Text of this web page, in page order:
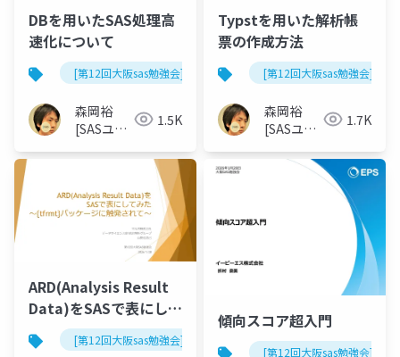
DBを用いたSAS処理高
速化について
[第12回大阪sas勉強会]
森岡裕
[SASユー
1.5K
Typstを用いた解析帳
票の作成方法
[第12回大阪sas勉強会]
森岡裕
[SASユー
世話人]
1.7K
ARD(Analysis Result
Data)をSASで表にして
みた～{tfrmt}パッケー
ジに触発されて～
[第12回大阪sas勉強会]
傾向スコア超入門
[第12回大阪sas勉強会]